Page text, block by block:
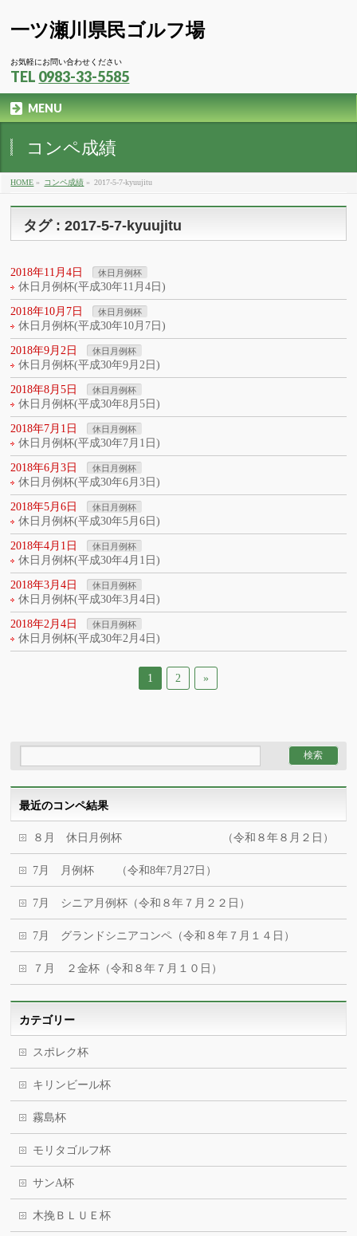
一ツ瀬川県民ゴルフ場
お気軽にお問い合わせください
TEL 0983-33-5585
MENU
コンペ成績
HOME » コンペ成績 » 2017-5-7-kyuujitu
タグ : 2017-5-7-kyuujitu
2018年11月4日 休日月例杯
休日月例杯(平成30年11月4日)
2018年10月7日 休日月例杯
休日月例杯(平成30年10月7日)
2018年9月2日 休日月例杯
休日月例杯(平成30年9月2日)
2018年8月5日 休日月例杯
休日月例杯(平成30年8月5日)
2018年7月1日 休日月例杯
休日月例杯(平成30年7月1日)
2018年6月3日 休日月例杯
休日月例杯(平成30年6月3日)
2018年5月6日 休日月例杯
休日月例杯(平成30年5月6日)
2018年4月1日 休日月例杯
休日月例杯(平成30年4月1日)
2018年3月4日 休日月例杯
休日月例杯(平成30年3月4日)
2018年2月4日 休日月例杯
休日月例杯(平成30年2月4日)
1 2 »
最近のコンペ結果
８月 休日月例杯 （令和８年８月２日）
7月 月例杯 （令和8年7月27日）
7月 シニア月例杯（令和８年７月２２日）
7月 グランドシニアコンペ（令和８年７月１４日）
７月 ２金杯（令和８年７月１０日）
カテゴリー
スポレク杯
キリンビール杯
霧島杯
モリタゴルフ杯
サンA杯
木挽ＢＬＵＥ杯